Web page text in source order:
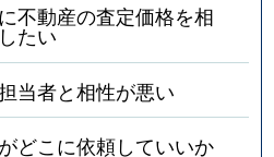
不動産の査定価格を相
たい
当者と相性が悪い
どこに依頼していいか